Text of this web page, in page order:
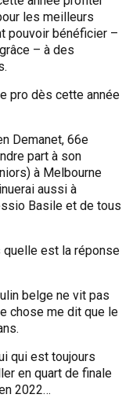
les meilleurs
pouvoir bénéficier –
– à des
pro dès cette année
Demanet, 66e
part à son
à Melbourne
aussi à
Basile et de tous
est la réponse
belge ne vit pas
chose me dit que le
qui est toujours
en quart de finale
2022…